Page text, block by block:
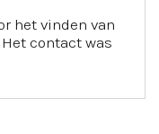
het vinden van
contact was